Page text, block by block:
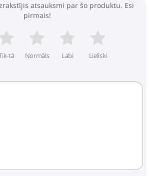
atsauksmi par šo produktu. Esi
pirmais!
tā Normāls Labi Lieliski